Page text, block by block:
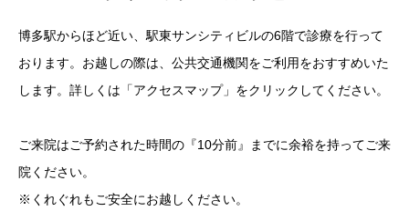
博多駅からほど近い、駅東サンシティビルの6階で診療を行って
おります。お越しの際は、公共交通機関をご利用をおすすめいた
します。詳しくは「アクセスマップ」をクリックしてください。
ご来院はご予約された時間の『10分前』までに余裕を持ってご来
院ください。
※くれぐれもご安全にお越しください。